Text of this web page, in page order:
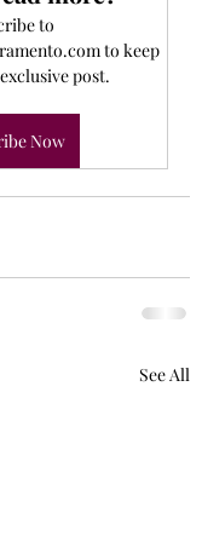
to
to keep
post.
Now
See All